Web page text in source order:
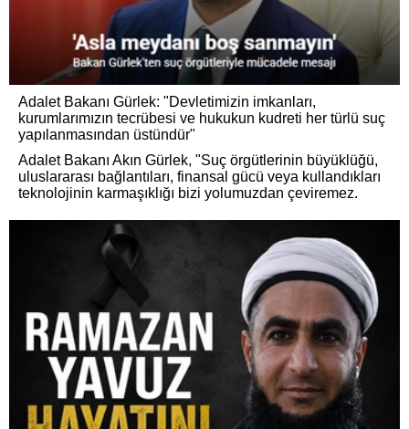
Adalet Bakanı Gürlek: "Devletimizin imkanları,
kurumlarımızın tecrübesi ve hukukun kudreti her türlü suç
yapılanmasından üstündür"
Adalet Bakanı Akın Gürlek, "Suç örgütlerinin büyüklüğü,
uluslararası bağlantıları, finansal gücü veya kullandıkları
teknolojinin karmaşıklığı bizi yolumuzdan çeviremez.